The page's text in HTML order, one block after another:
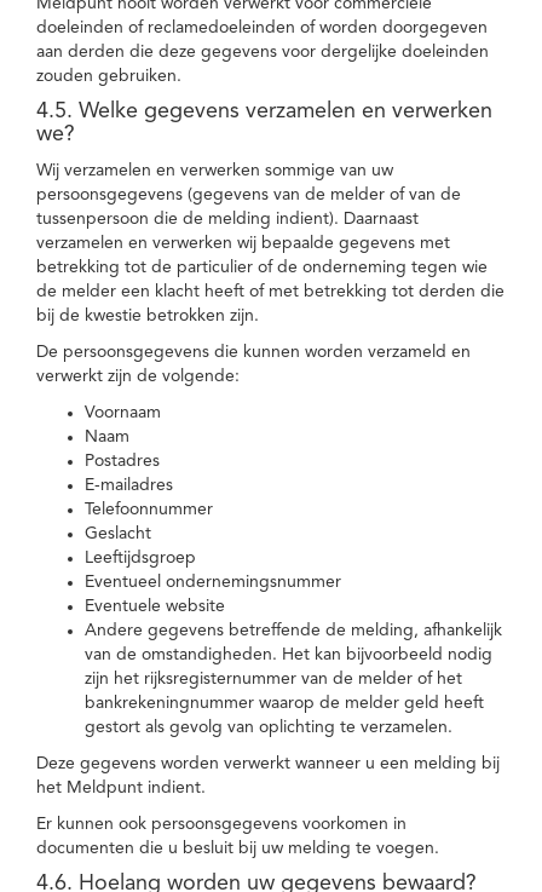
Meldpunt nooit worden verwerkt voor commerciële
doeleinden of reclamedoeleinden of worden doorgegeven
aan derden die deze gegevens voor dergelijke doeleinden
zouden gebruiken.
4.5. Welke gegevens verzamelen en verwerken
we?
Wij verzamelen en verwerken sommige van uw
persoonsgegevens (gegevens van de melder of van de
tussenpersoon die de melding indient). Daarnaast
verzamelen en verwerken wij bepaalde gegevens met
betrekking tot de particulier of de onderneming tegen wie
de melder een klacht heeft of met betrekking tot derden die
bij de kwestie betrokken zijn.
De persoonsgegevens die kunnen worden verzameld en
verwerkt zijn de volgende:
Voornaam
Naam
Postadres
E-mailadres
Telefoonnummer
Geslacht
Leeftijdsgroep
Eventueel ondernemingsnummer
Eventuele website
Andere gegevens betreffende de melding, afhankelijk
van de omstandigheden. Het kan bijvoorbeeld nodig
zijn het rijksregisternummer van de melder of het
bankrekeningnummer waarop de melder geld heeft
gestort als gevolg van oplichting te verzamelen.
Deze gegevens worden verwerkt wanneer u een melding bij
het Meldpunt indient.
Er kunnen ook persoonsgegevens voorkomen in
documenten die u besluit bij uw melding te voegen.
4.6. Hoelang worden uw gegevens bewaard?